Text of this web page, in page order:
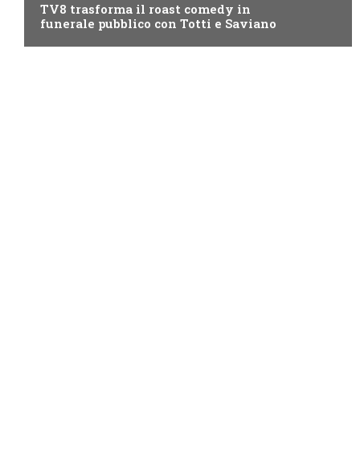
TV8 trasforma il roast comedy in
funerale pubblico con Totti e Saviano